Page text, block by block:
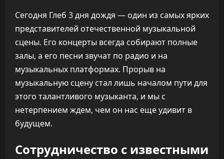
Сегодня Глеб 3 дня дождя — один из самых ярких
представителей отечественной музыкальной
сцены. Его концерты всегда собирают полные
залы, а его песни звучат по радио и на
музыкальных платформах. Прорыв на
музыкальную сцену стал лишь началом пути для
этого талантливого музыканта, и мы с
нетерпением ждем, чем он нас еще удивит в
будущем.
Сотрудничество с известными